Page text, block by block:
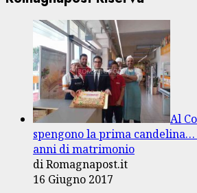
Al
spengono la prima candelina…
anni di matrimonio
di Romagnapost.it
16 Giugno 2017